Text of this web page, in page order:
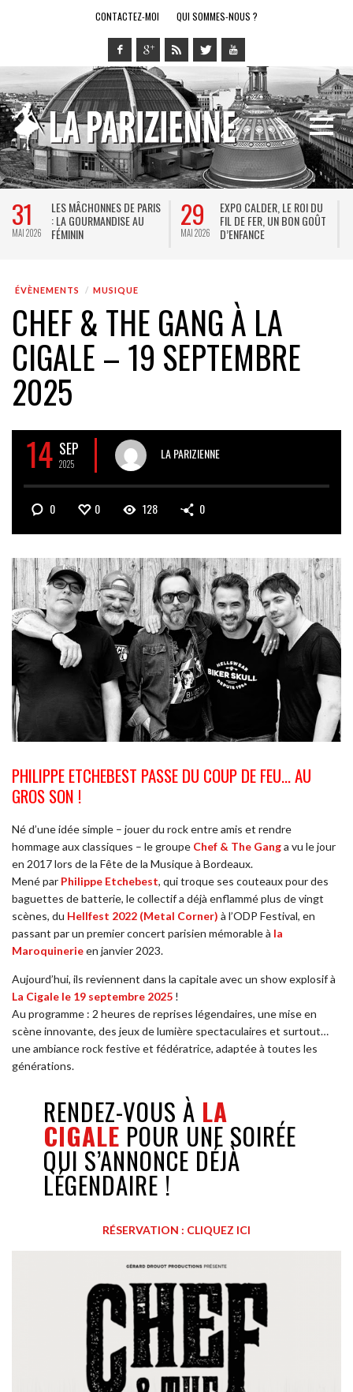
CONTACTEZ-MOI QUI SOMMES-NOUS ?
LE ROI DU
UN BON GOÛT
28
LE RING DE KATHARSY, UN
SPECTACLE EN FORME DE
JEU VIDÉO !
14
BREL ET
THÉÂTRE
ÉVÈNEMENTS MUSIQUE
CHEF & THE GANG À LA
CIGALE – 19 SEPTEMBRE
2025
14 SEP
2025
LA PARIZIENNE
0 0 128 0
PHILIPPE ETCHEBEST PASSE DU COUP DE FEU… AU
GROS SON !
Né d’une idée simple – jouer du rock entre amis et rendre
hommage aux classiques – le groupe Chef & The Ganga vu le jour
en 2017 lors de la Fête de la Musique à Bordeaux.
Mené par Philippe Etchebest, qui troque ses couteaux pour des
baguettes de batterie, le collectif a déjà enflammé plus de vingt
scènes, du Hellfest 2022 (Metal Corner) à l’ODP Festival, en
passant par un premier concert parisien mémorable à la
Maroquinerieen janvier 2023.
Aujourd’hui, ils reviennent dans la capitale avec un show explosif à
La Cigale le 19 septembre 2025 !
Au programme : 2 heures de reprises légendaires, une mise en
scène innovante, des jeux de lumière spectaculaires et surtout…
une ambiance rock festive et fédératrice, adaptée à toutes les
générations.
RENDEZ-VOUS À LA
CIGALE POUR UNE SOIRÉE
QUI S’ANNONCE DÉJÀ
LÉGENDAIRE !
RÉSERVATION : CLIQUEZ ICI